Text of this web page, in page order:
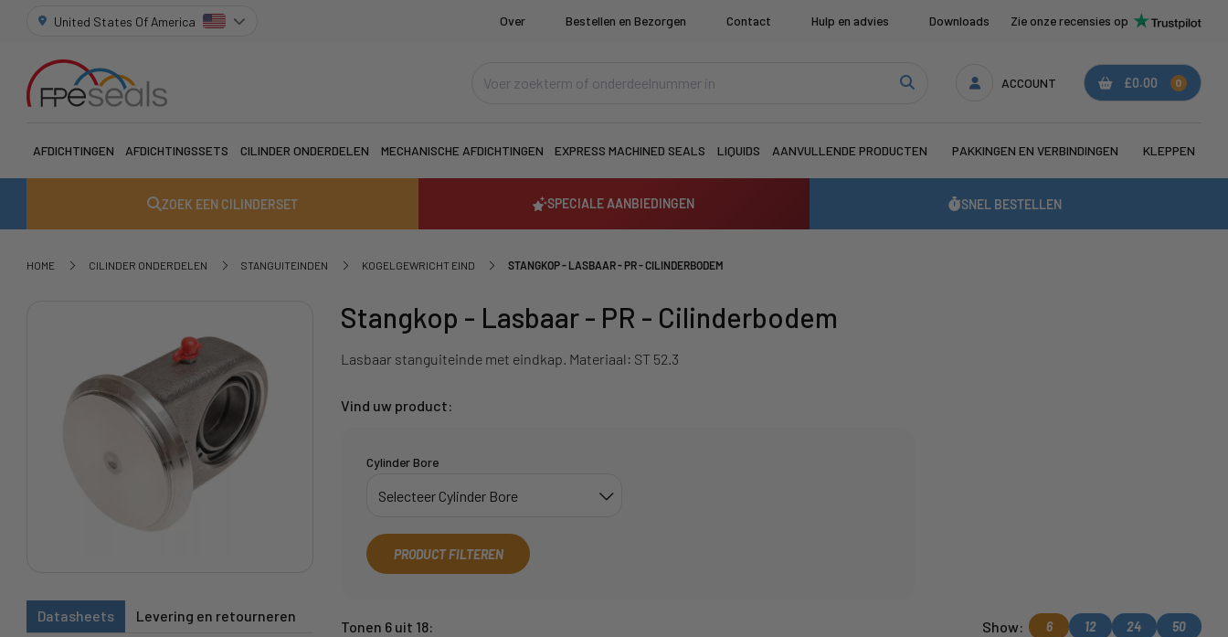
United States Of America Over Bestellen en Bezorgen Contact Hulp en advies Downloads Zie onze recensies op
ACCOUNT £0.00 0
AFDICHTINGEN AFDICHTINGSSETS CILINDER ONDERDELEN MECHANISCHE AFDICHTINGEN EXPRESS MACHINED SEALS LIQUIDS AANVULLENDE PRODUCTEN PAKKINGEN EN VERBINDINGEN KLEPPEN
ZOEK EEN CILINDERSET SPECIALE AANBIEDINGEN SNEL BESTELLEN
HOME CILINDER ONDERDELEN STANGUITEINDEN KOGELGEWRICHT EIND STANGKOP - LASBAAR - PR - CILINDERBODEM
Stangkop - Lasbaar - PR - Cilinderbodem
Lasbaar stanguiteinde met eindkap. Materiaal: ST 52.3
Datasheets Levering en retourneren
Vind uw product:
Cylinder Bore
PRODUCT FILTEREN
Tonen 6 uit 18: Show: 6 12 24 50